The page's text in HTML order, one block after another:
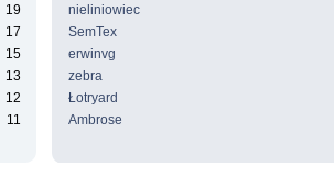
19
17
15
13
12
11
nieliniowiec
SemTex
erwinvg
zebra
Łotryard
Ambrose